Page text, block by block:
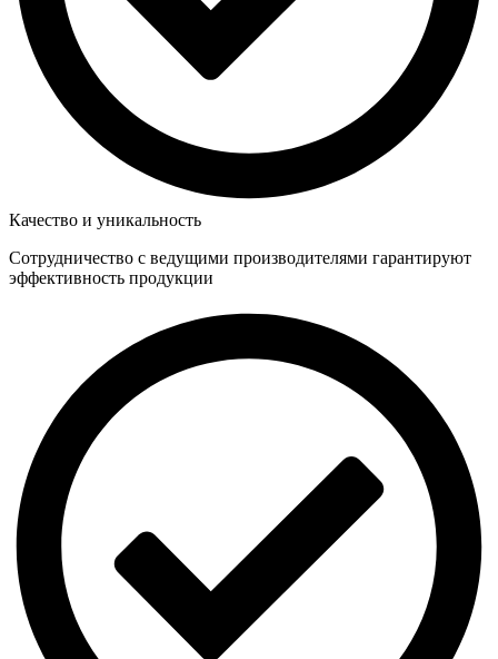
Качество и уникальность
Сотрудничество с ведущими производителями гарантируют
эффективность продукции